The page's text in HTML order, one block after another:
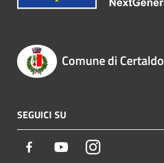
Comune di Certaldo
SEGUICI SU
Facebook YoutubeInstagram